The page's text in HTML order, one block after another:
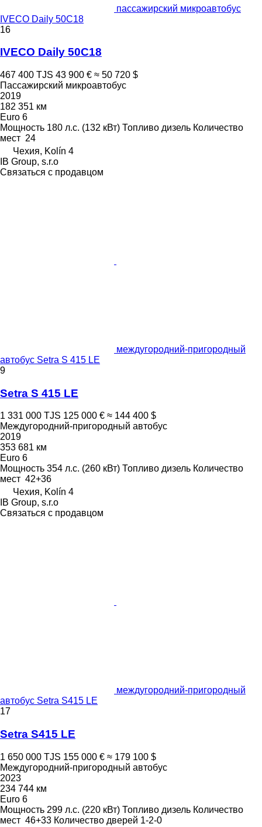
пассажирский микроавтобус
IVECO Daily 50C18
16
IVECO Daily 50C18
467 400 TJS 43 900 € ≈ 50 720 $
Пассажирский микроавтобус
2019
182 351 км
Euro 6
Мощность 180 л.с. (132 кВт) Топливо дизель Количество
мест 24
Чехия, Kolín 4
IB Group, s.r.o
Связаться с продавцом
междугородний-пригородный
автобус Setra S 415 LE
9
Setra S 415 LE
1 331 000 TJS 125 000 € ≈ 144 400 $
Междугородний-пригородный автобус
2019
353 681 км
Euro 6
Мощность 354 л.с. (260 кВт) Топливо дизель Количество
мест 42+36
Чехия, Kolín 4
IB Group, s.r.o
Связаться с продавцом
междугородний-пригородный
автобус Setra S415 LE
17
Setra S415 LE
1 650 000 TJS 155 000 € ≈ 179 100 $
Междугородний-пригородный автобус
2023
234 744 км
Euro 6
Мощность 299 л.с. (220 кВт) Топливо дизель Количество
мест 46+33 Количество дверей 1-2-0